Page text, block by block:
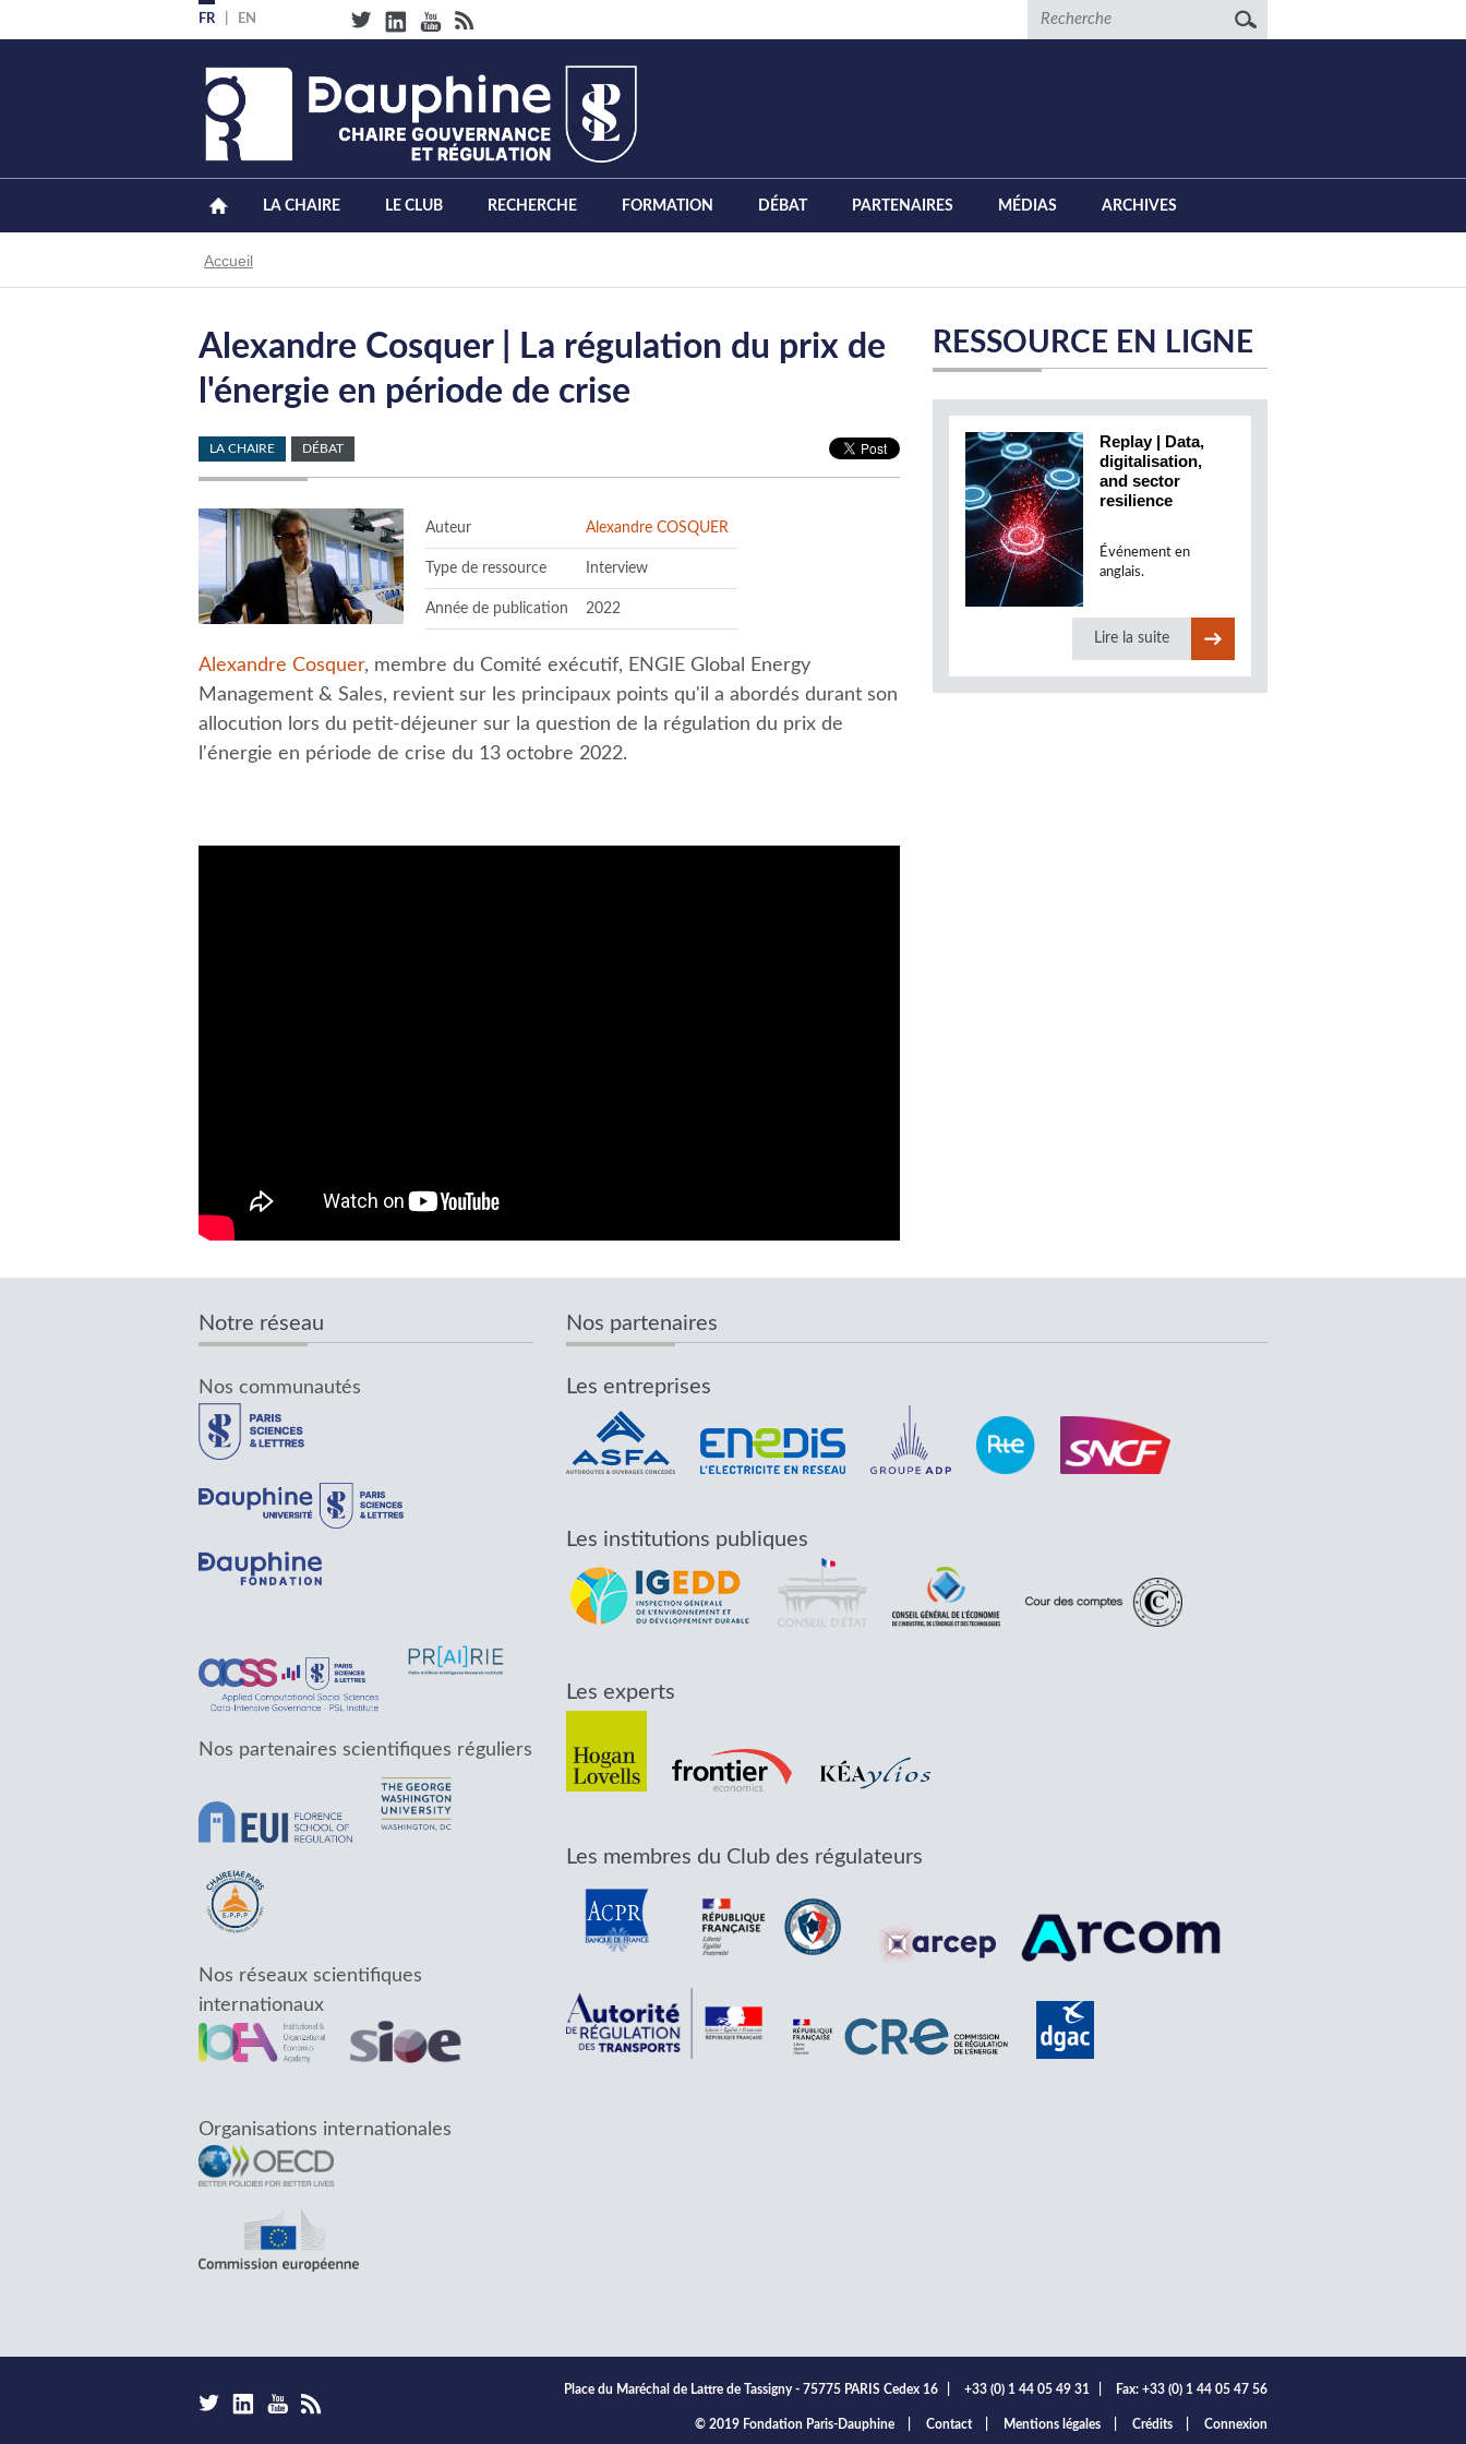
au
FR EN Recherche
LA CHAIRE LE CLUB RECHERCHE FORMATION DÉBAT PARTENAIRES MÉDIAS ARCHIVES
Fil
d'Ariane
Accueil
Alexandre Cosquer | La régulation du prix de
l'énergie en période de crise
LA CHAIRE DÉBAT
Auteur Alexandre COSQUER
Type de ressource Interview
Année de publication 2022
Alexandre Cosquer, membre du Comité exécutif, ENGIE Global Energy
Management & Sales, revient sur les principaux points qu'il a abordés durant son
allocution lors du petit-déjeuner sur la question de la régulation du prix de
l'énergie en période de crise du 13 octobre 2022.
RESSOURCE EN LIGNE
Replay | Data,
digitalisation,
and sector
resilience
Événement en
anglais.
Lire la suite
Notre réseau
Nos communautés
Nos partenaires scientifiques réguliers
Nos réseaux scientifiques
internationaux
Organisations internationales
Nos partenaires
Les entreprises
Les institutions publiques
Les experts
Les membres du Club des régulateurs
Place du Maréchal de Lattre de Tassigny - 75775 PARIS Cedex 16 +33 (0) 1 44 05 49 31 Fax: +33 (0) 1 44 05 47 56
© 2019 Fondation Paris-Dauphine Contact Mentions légales Crédits Connexion